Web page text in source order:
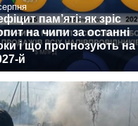
пам’яті: як зріс
на чипи за останні
і що прогнозують на
й